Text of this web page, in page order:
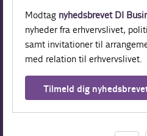
Modtag nyhedsbrevet DI
nyheder fra erhvervslivet,
samt invitationer til
med relation til erhvervslivet.
Tilmeld dig